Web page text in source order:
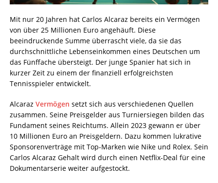
Mit nur 20 Jahren hat Carlos Alcaraz bereits ein Vermögen
von über 25 Millionen Euro angehäuft. Diese
beeindruckende Summe überrascht viele, da sie das
durchschnittliche Lebenseinkommen eines Deutschen um
das Fünffache übersteigt. Der junge Spanier hat sich in
kurzer Zeit zu einem der finanziell erfolgreichsten
Tennisspieler entwickelt.
Alcaraz Vermögen setzt sich aus verschiedenen Quellen
zusammen. Seine Preisgelder aus Turniersiegen bilden das
Fundament seines Reichtums. Allein 2023 gewann er über
10 Millionen Euro an Preisgeldern. Dazu kommen lukrative
Sponsorenverträge mit Top-Marken wie Nike und Rolex. Sein
Carlos Alcaraz Gehalt wird durch einen Netflix-Deal für eine
Dokumentarserie weiter aufgestockt.